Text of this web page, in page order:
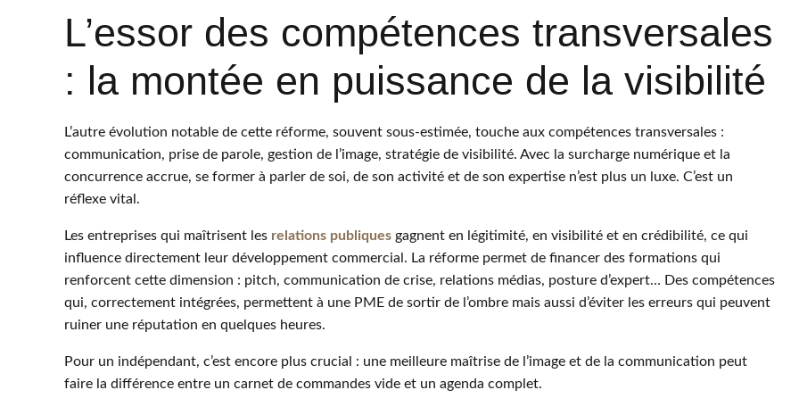
L’essor des compétences transversales
: la montée en puissance de la visibilité
L’autre évolution notable de cette réforme, souvent sous-estimée, touche aux compétences transversales :
communication, prise de parole, gestion de l’image, stratégie de visibilité. Avec la surcharge numérique et la
concurrence accrue, se former à parler de soi, de son activité et de son expertise n’est plus un luxe. C’est un
réflexe vital.
Les entreprises qui maîtrisent les relations publiques gagnent en légitimité, en visibilité et en crédibilité, ce qui
influence directement leur développement commercial. La réforme permet de financer des formations qui
renforcent cette dimension : pitch, communication de crise, relations médias, posture d’expert… Des compétences
qui, correctement intégrées, permettent à une PME de sortir de l’ombre mais aussi d’éviter les erreurs qui peuvent
ruiner une réputation en quelques heures.
Pour un indépendant, c’est encore plus crucial : une meilleure maîtrise de l’image et de la communication peut
faire la différence entre un carnet de commandes vide et un agenda complet.